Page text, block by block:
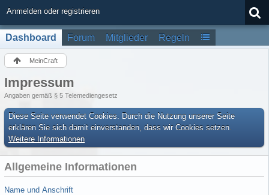
Anmelden oder registrieren
Dashboard Forum Mitglieder Regeln
MeinCraft
Impressum
Angaben gemäß § 5 Telemediengesetz
Diese Seite verwendet Cookies. Durch die Nutzung unserer Seite
erklären Sie sich damit einverstanden, dass wir Cookies setzen.
Weitere Informationen
Allgemeine Informationen
Name und Anschrift